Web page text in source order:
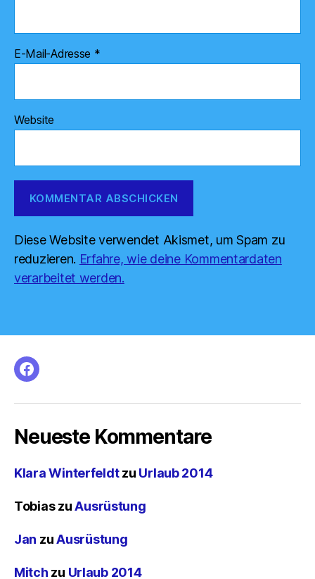
E-Mail-Adresse *
Website
Diese Website verwendet Akismet, um Spam zu
reduzieren. Erfahre, wie deine Kommentardaten
verarbeitet werden.
facebook
Neueste Kommentare
Klara Winterfeldtzu Urlaub 2014
TobiaszuAusrüstung
Jan zuAusrüstung
Mitch zu Urlaub 2014